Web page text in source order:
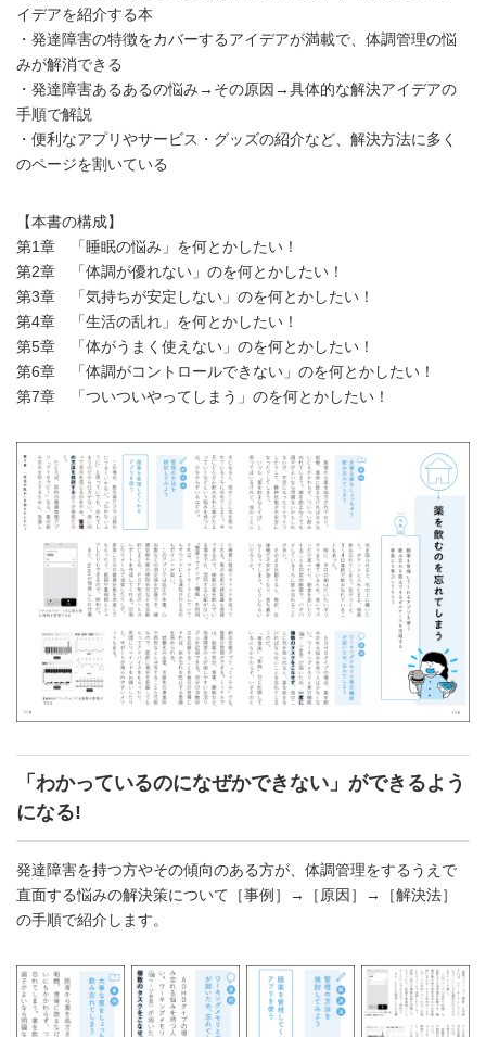
イデアを紹介する本
・発達障害の特徴をカバーするアイデアが満載で、体調管理の悩
みが解消できる
・発達障害あるあるの悩み→その原因→具体的な解決アイデアの
手順で解説
・便利なアプリやサービス・グッズの紹介など、解決方法に多く
のページを割いている
【本書の構成】
第1章 「睡眠の悩み」を何とかしたい！
第2章 「体調が優れない」のを何とかしたい！
第3章 「気持ちが安定しない」のを何とかしたい！
第4章 「生活の乱れ」を何とかしたい！
第5章 「体がうまく使えない」のを何とかしたい！
第6章 「体調がコントロールできない」のを何とかしたい！
第7章 「ついついやってしまう」のを何とかしたい！
「わかっているのになぜかできない」ができるよう
になる!
発達障害を持つ方やその傾向のある方が、体調管理をするうえで
直面する悩みの解決策について［事例］→［原因］→［解決法］
の手順で紹介します。